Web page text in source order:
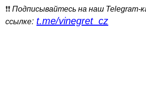
❗️❗️Подписывайтесь на наш Telegram-
ссылке: t.me/vinegret_cz